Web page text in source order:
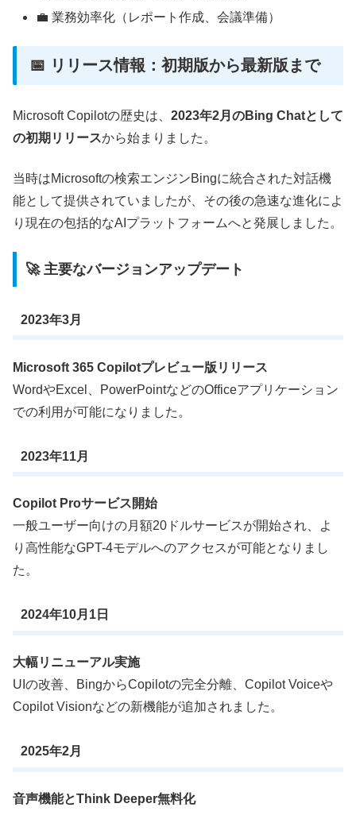
💼 業務効率化（レポート作成、会議準備）
📅 リリース情報：初期版から最新版まで
Microsoft Copilotの歴史は、 2023年2月のBing Chatとして
の初期リリースから始まりました。
当時はMicrosoftの検索エンジンBingに統合された対話機
能として提供されていましたが、その後の急速な進化によ
り現在の包括的なAIプラットフォームへと発展しました。
🚀 主要なバージョンアップデート
2023年3月
Microsoft 365 Copilotプレビュー版リリース
WordやExcel、PowerPointなどのOfficeアプリケーション
での利用が可能になりました。
2023年11月
Copilot Proサービス開始
一般ユーザー向けの月額20ドルサービスが開始され、よ
り高性能なGPT-4モデルへのアクセスが可能となりまし
た。
2024年10月1日
大幅リニューアル実施
UIの改善、BingからCopilotの完全分離、Copilot Voiceや
Copilot Visionなどの新機能が追加されました。
2025年2月
音声機能とThink Deeper無料化